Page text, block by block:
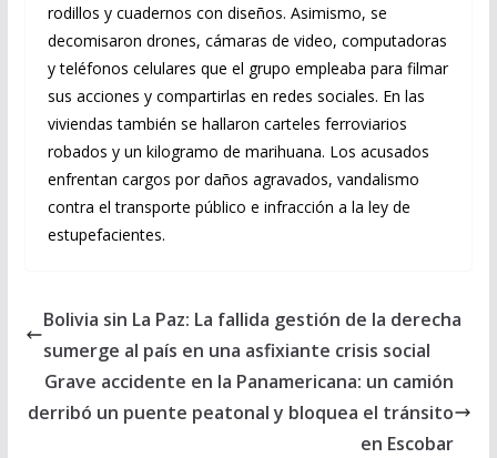
rodillos y cuadernos con diseños. Asimismo, se
decomisaron drones, cámaras de video, computadoras
y teléfonos celulares que el grupo empleaba para filmar
sus acciones y compartirlas en redes sociales. En las
viviendas también se hallaron carteles ferroviarios
robados y un kilogramo de marihuana. Los acusados
enfrentan cargos por daños agravados, vandalismo
contra el transporte público e infracción a la ley de
estupefacientes.
Bolivia sin La Paz: La fallida gestión de la derecha
sumerge al país en una asfixiante crisis social
Grave accidente en la Panamericana: un camión
derribó un puente peatonal y bloquea el tránsito
en Escobar